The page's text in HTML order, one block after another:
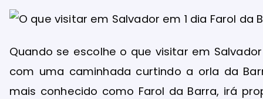
Quando se escolhe o que visitar em
com uma caminhada curtindo a orla da
mais conhecido como Farol da Barra, irá